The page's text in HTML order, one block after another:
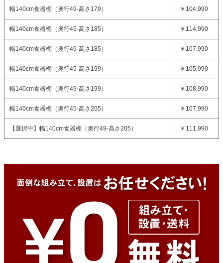
幅140cm食器棚（奥行49-高さ179） ￥104,990
幅140cm食器棚（奥行45-高さ185） ￥114,990
幅140cm食器棚（奥行49-高さ185） ￥107,990
幅140cm食器棚（奥行45-高さ199） ￥105,990
幅140cm食器棚（奥行49-高さ199） ￥108,990
幅140cm食器棚（奥行45-高さ205） ￥107,990
【選択中】 幅140cm食器棚（奥行49-高さ205） ￥111,990